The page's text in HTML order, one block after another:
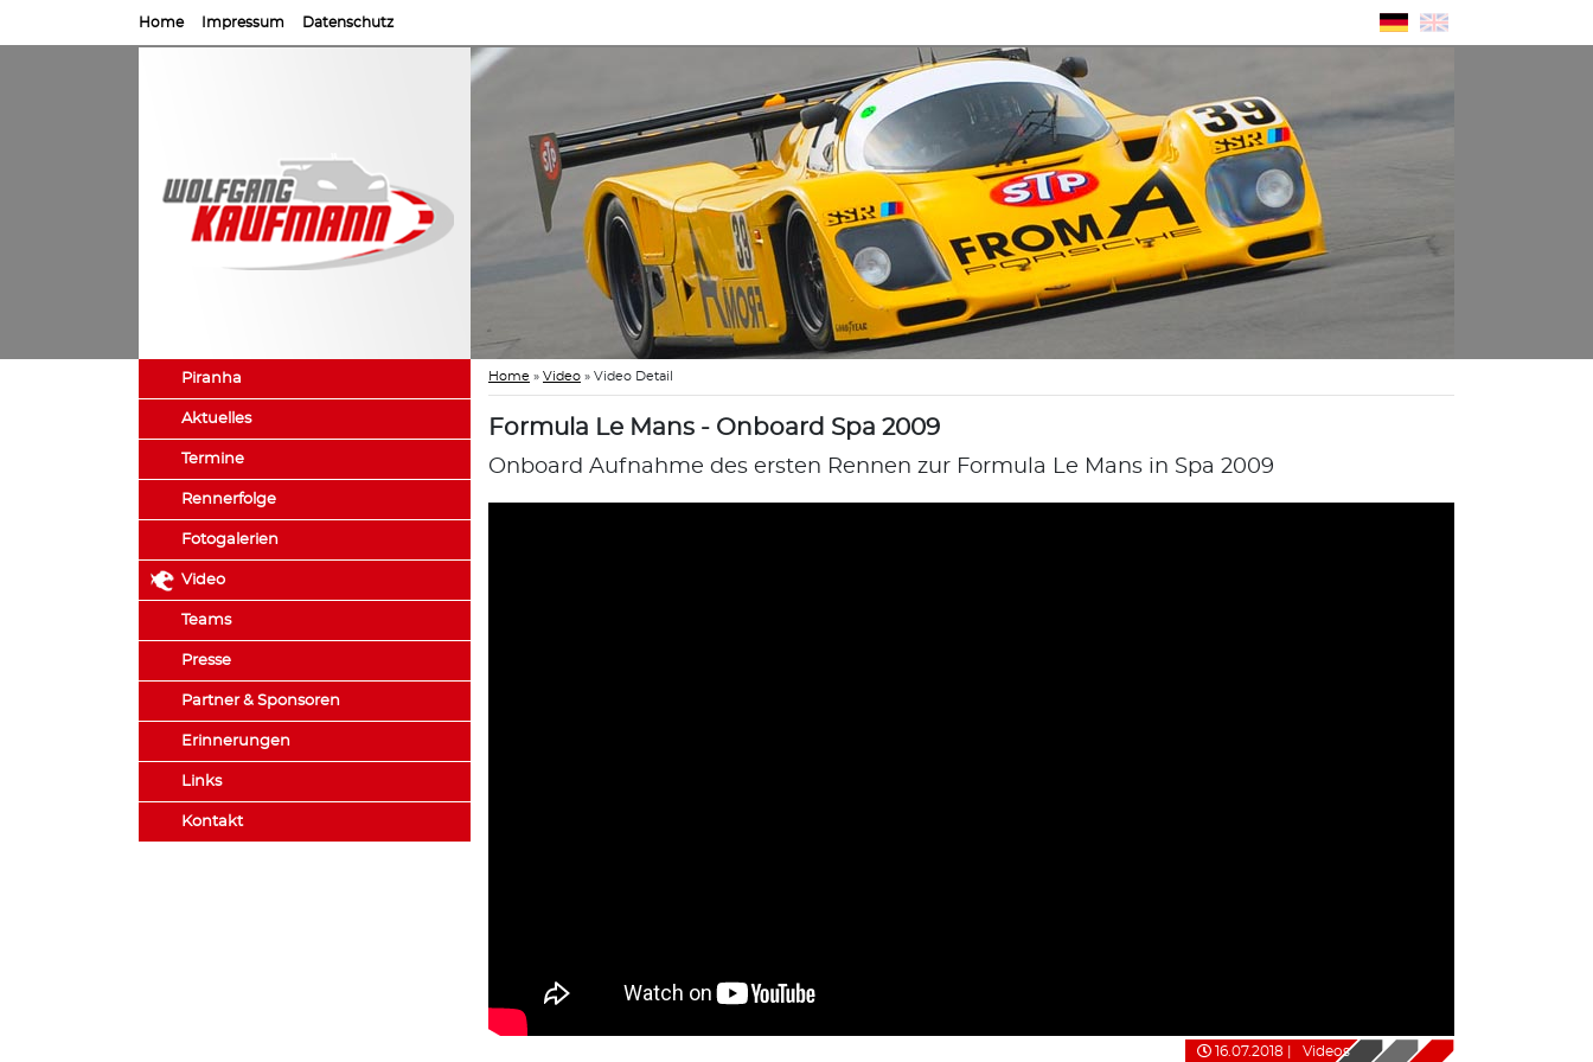
Home Impressum Datenschutz
Piranha
Aktuelles
Termine
Rennerfolge
Fotogalerien
Video
Teams
Presse
Partner & Sponsoren
Erinnerungen
Links
Kontakt
Home » Video » Video Detail
Formula Le Mans - Onboard Spa 2009
Onboard Aufnahme des ersten Rennen zur Formula Le Mans in Spa 2009
16.07.2018 Videos